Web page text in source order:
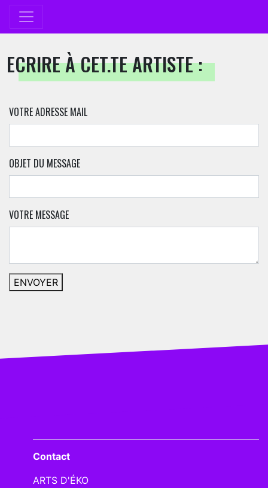
ECRIRE À CET.TE ARTISTE :
VOTRE ADRESSE MAIL
OBJET DU MESSAGE
VOTRE MESSAGE
Contact
ARTS D'ÉKO